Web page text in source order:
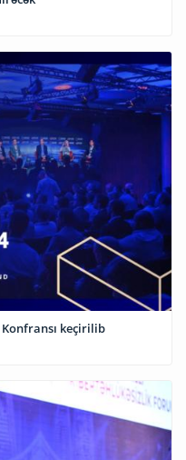
keçirilib